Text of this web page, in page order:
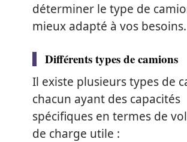
déterminer le type de
mieux adapté à vos besoins.
Différents types de camions
Il existe plusieurs types de
chacun ayant des capacités
spécifiques en termes de
de charge utile :